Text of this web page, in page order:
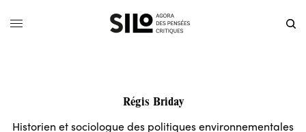
Régis Briday
Historien et sociologue des politiques environnementales